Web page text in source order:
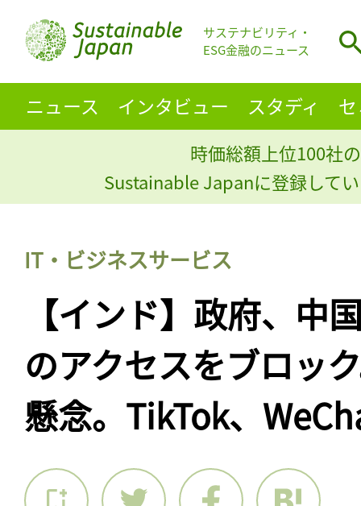
サステナビリティ・
ESG金融のニュース
ニュース インタビュー スタディ
時価総額上位100社
Sustainable Japanに登録して
IT・ビジネスサービス
【インド】政府、中
のアクセスをブロッ
懸念。TikTok、